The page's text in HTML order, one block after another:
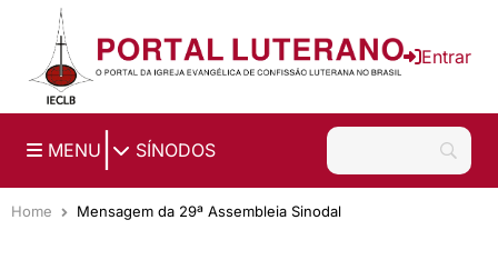
Ir para o conteúdo principal
Entrar
MENU SÍNODOS
Home Mensagem da 29ª Assembleia Sinodal